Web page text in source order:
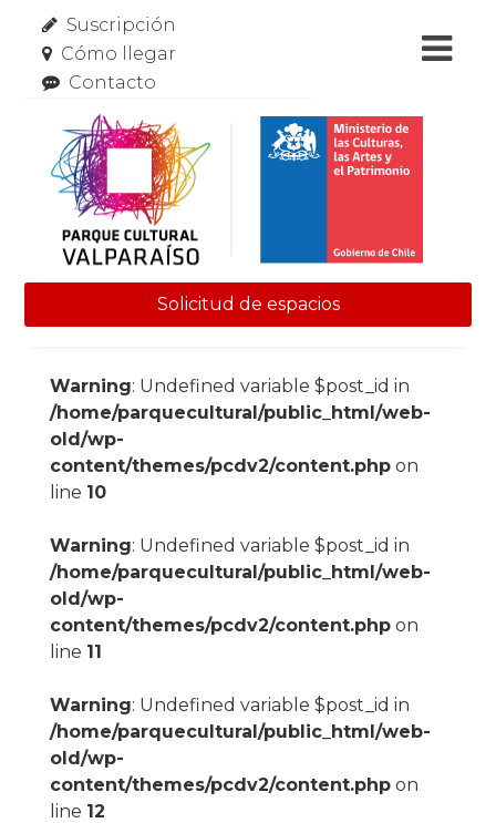
Suscripción
Cómo llegar
Contacto
Solicitud de espacios
Warning: Undefined variable $post_id in
/home/parquecultural/public_html/web-
old/wp-
content/themes/pcdv2/content.phpon
line 10
Warning: Undefined variable $post_id in
/home/parquecultural/public_html/web-
old/wp-
content/themes/pcdv2/content.phpon
line 11
Warning: Undefined variable $post_id in
/home/parquecultural/public_html/web-
old/wp-
content/themes/pcdv2/content.phpon
line 12